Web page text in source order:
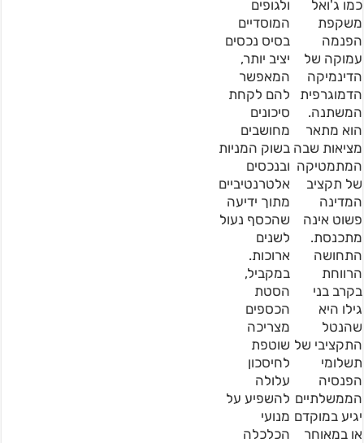
כמו ג'ואל
משקפת
הפנמה
עמוקה של
הדינמיקה
הדמוגרפית
המשתנה.
הוא מתאר
מציאות שבה
המתמטיקה
של תקציב
המדינה
פשוט אינה
מתכנסת.
התחושה
הרווחת
בקרב בני
גילו היא
שהנטל
התקציבי של
תשלומי
הפנסיה
הממשלתיים
יגיע במוקדם
או במאוחר
ולגופים
המוסדיים
בסיס נכסים
יציב יותר,
המאפשר
להם לקחת
סיכונים
מחושבים
בשוק המניות
ובנכסים
אלטרנטיביים
מתוך ידיעה
שהכסף נעול
לשנים
ארוכות.
במקביל,
הסטת
הכספים
מצריכה
שוטפת
לחיסכון
עלולה
להשפיע על
מנועי
הכלכלה